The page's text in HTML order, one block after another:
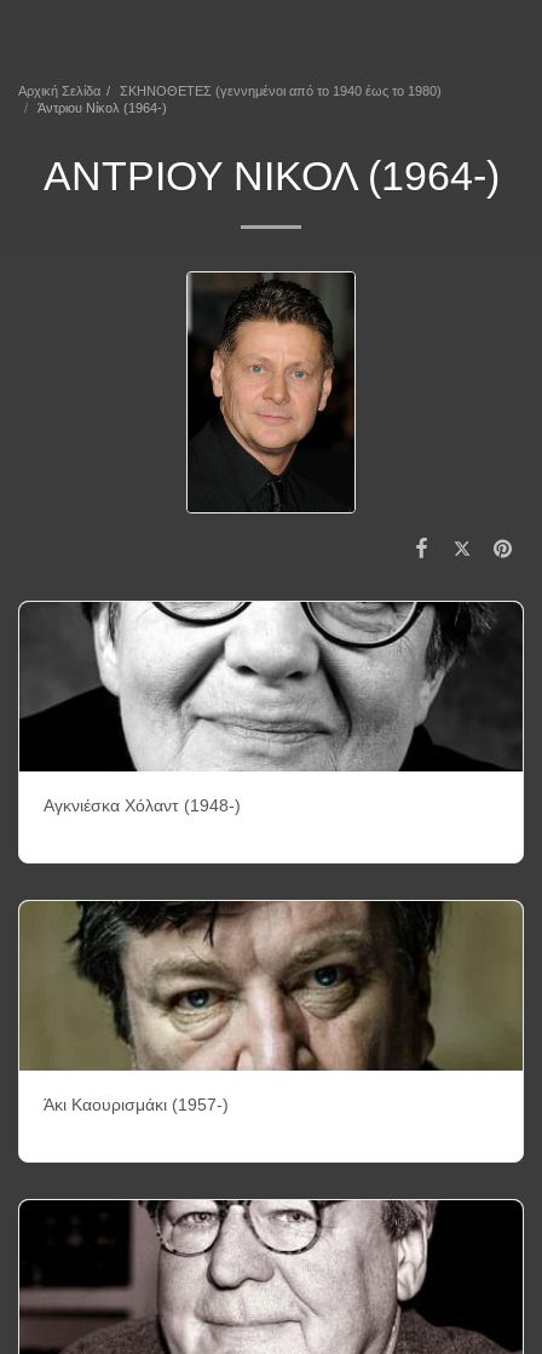
Αρχική Σελίδα
ΣΚΗΝΟΘΕΤΕΣ (γεννημένοι από το 1940 έως το 1980)
Άντριου Νίκολ (1964-)
ΆΝΤΡΙΟΥ ΝΊΚΟΛ (1964-)
Αγκνιέσκα Χόλαντ (1948-)
Άκι Καουρισμάκι (1957-)